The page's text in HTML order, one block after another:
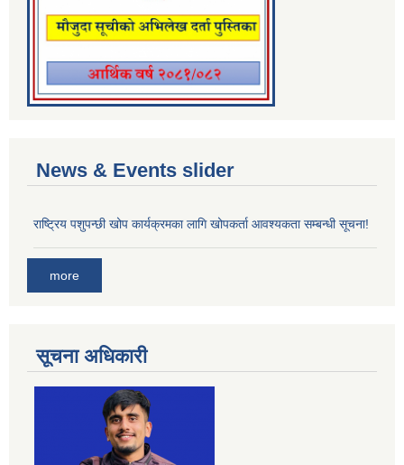
News & Events slider
राष्ट्रिय पशुपन्छी खोप कार्यक्रमका लागि खोपकर्ता आवश्यकता सम्बन्धी सूचना!
more
सूचना अधिकारी